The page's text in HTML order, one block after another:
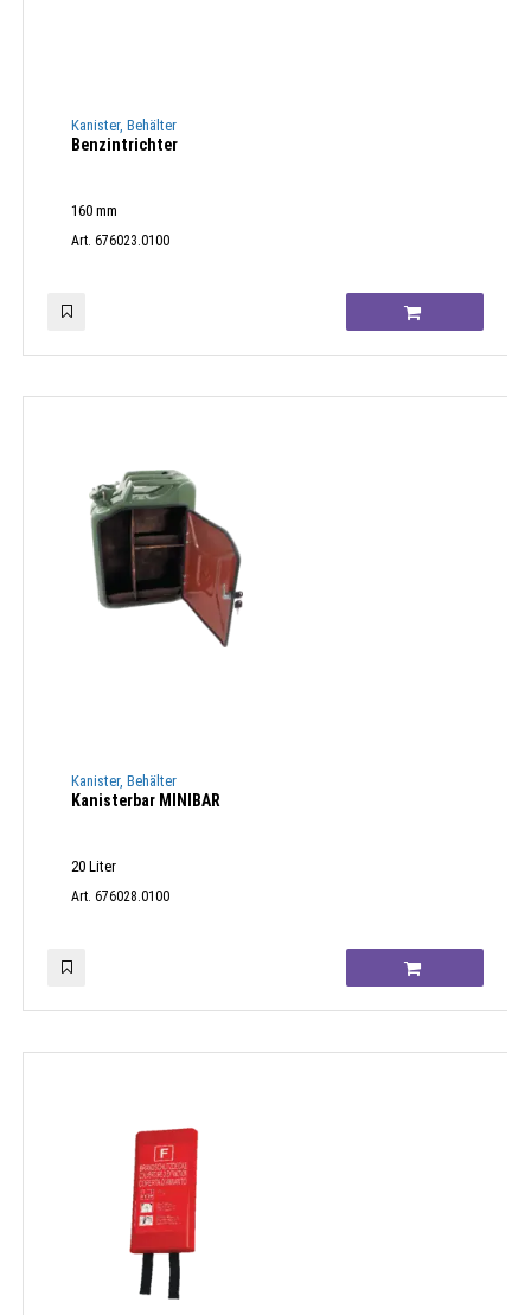
Kanister, Behälter
Benzintrichter
160 mm
Art. 676023.0100
Kanister, Behälter
Kanisterbar MINIBAR
20 Liter
Art. 676028.0100